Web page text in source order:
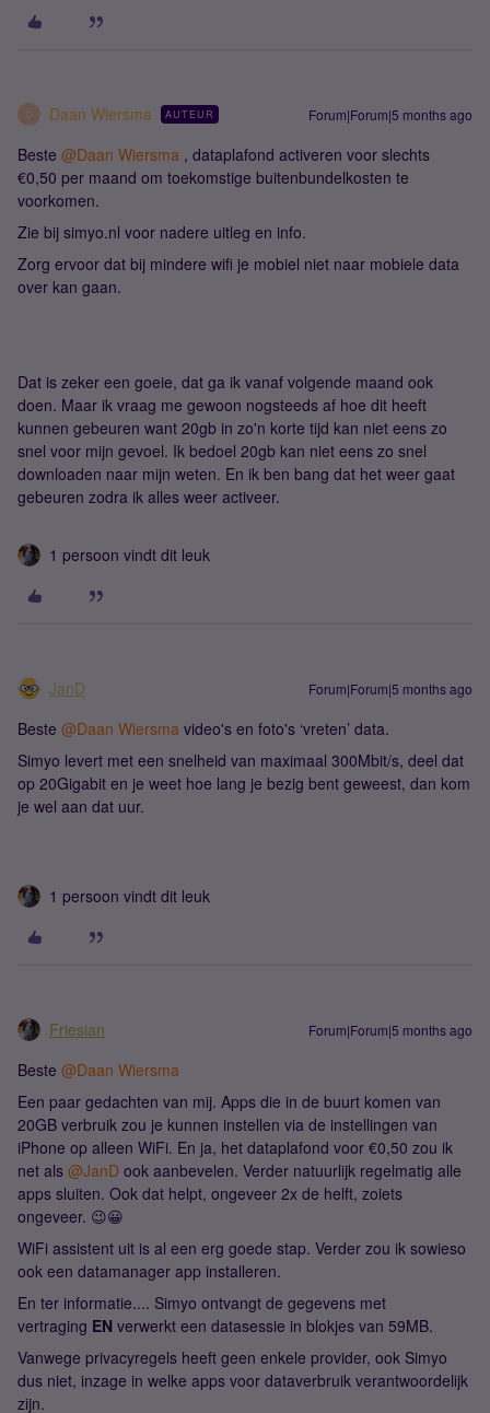
D Daan Wiersma AUTEUR Forum|Forum|5 months ago
Beste ​ @Daan Wiersma , dataplafond activeren voor slechts
€0,50 per maand om toekomstige buitenbundelkosten te
voorkomen.
Zie bij simyo.nl voor nadere uitleg en info.
Zorg ervoor dat bij mindere wifi je mobiel niet naar mobiele data
over kan gaan.
Dat is zeker een goeie, dat ga ik vanaf volgende maand ook
doen. Maar ik vraag me gewoon nogsteeds af hoe dit heeft
kunnen gebeuren want 20gb in zo'n korte tijd kan niet eens zo
snel voor mijn gevoel. Ik bedoel 20gb kan niet eens zo snel
downloaden naar mijn weten. En ik ben bang dat het weer gaat
gebeuren zodra ik alles weer activeer.
1 persoon vindt dit leuk
JanD Forum|Forum|5 months ago
Beste ​ @Daan Wiersma video's en foto's ‘vreten’ data.
Simyo levert met een snelheid van maximaal 300Mbit/s, deel dat
op 20Gigabit en je weet hoe lang je bezig bent geweest, dan kom
je wel aan dat uur.
1 persoon vindt dit leuk
Friesian Forum|Forum|5 months ago
Beste ​ @Daan Wiersma
Een paar gedachten van mij. Apps die in de buurt komen van
20GB verbruik zou je kunnen instellen via de instellingen van
iPhone op alleen WiFi. En ja, het dataplafond voor €0,50 zou ik
net als ​ @JanD ook aanbevelen. Verder natuurlijk regelmatig alle
apps sluiten. Ook dat helpt, ongeveer 2x de helft, zoiets
ongeveer. 😉😀
WiFi assistent uit is al een erg goede stap. Verder zou ik sowieso
ook een datamanager app installeren.
En ter informatie.... Simyo ontvangt de gegevens met
vertraging EN verwerkt een datasessie in blokjes van 59MB.
Vanwege privacyregels heeft geen enkele provider, ook Simyo
dus niet, inzage in welke apps voor dataverbruik verantwoordelijk
zijn.